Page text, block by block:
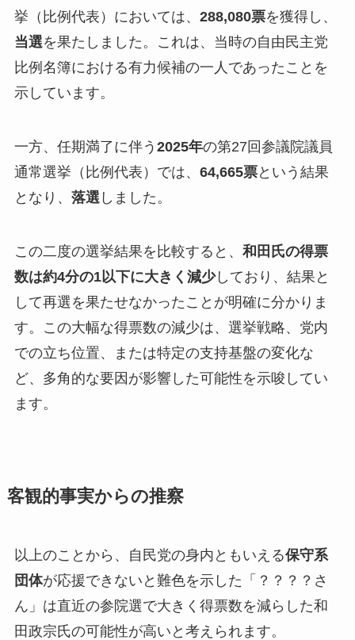
挙（比例代表）においては、 288,080票を獲得し、
当選を果たしました。これは、当時の自由民主党
比例名簿における有力候補の一人であったことを
示しています。
一方、任期満了に伴う 2025年の第27回参議院議員
通常選挙（比例代表）では、 64,665票という結果
となり、 落選 しました。
この二度の選挙結果を比較すると、 和田氏の得票
数は約4分の1以下に大きく減少しており、結果と
して再選を果たせなかったことが明確に分かりま
す。この大幅な得票数の減少は、選挙戦略、党内
での立ち位置、または特定の支持基盤の変化な
ど、多角的な要因が影響した可能性を示唆してい
ます。
客観的事実からの推察
以上のことから、自民党の身内ともいえる保守系
団体が応援できないと難色を示した「？？？？さ
ん」は直近の参院選で大きく得票数を減らした和
田政宗氏の可能性が高いと考えられます。